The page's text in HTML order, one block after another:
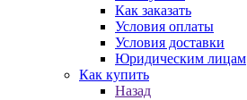
Как заказать
Условия оплаты
Условия доставки
Юридическим лицам
Как купить
Назад